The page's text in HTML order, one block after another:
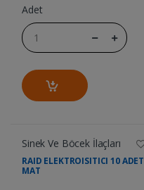
Adet
Sinek Ve Böcek İlaçları
RAID ELEKTROISITICI 10 ADET
MAT